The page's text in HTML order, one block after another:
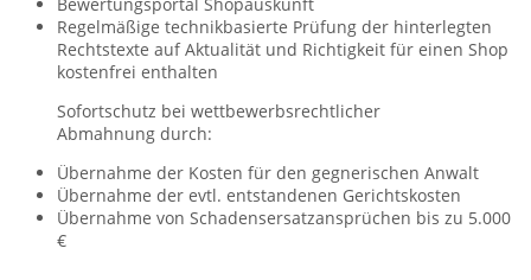
Regelmäßige technikbasierte Prüfung der hinterlegten
Rechtstexte auf Aktualität und Richtigkeit für einen Shop
kostenfrei enthalten
Sofortschutz bei wettbewerbsrechtlicher
Abmahnung durch:
Übernahme der Kosten für den gegnerischen Anwalt
Übernahme der evtl. entstandenen Gerichtskosten
Übernahme von Schadensersatzansprüchen bis zu 5.000
€